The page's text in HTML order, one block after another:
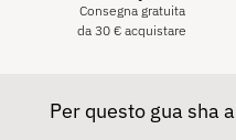
Consegna gratuita
da30€ acquistare
Per questo gua sha